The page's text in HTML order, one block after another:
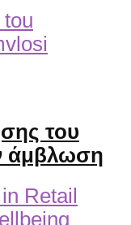
του
άμβλωση